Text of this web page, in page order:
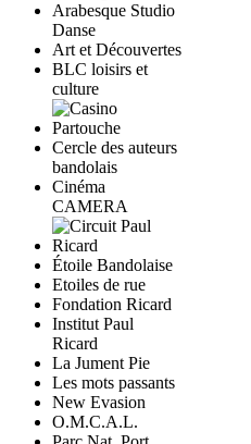
Arabesque Studio
Danse
Art et Découvertes
BLC loisirs et
culture
Cercle des auteurs
bandolais
Cinéma
CAMERA
Étoile Bandolaise
Etoiles de rue
Fondation Ricard
Institut Paul
Ricard
La Jument Pie
Les mots passants
New Evasion
O.M.C.A.L.